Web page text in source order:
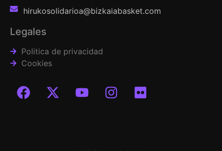
hirukosolidarioa@bizkaiabasket.com
Legales
Politica de privacidad
Cookies